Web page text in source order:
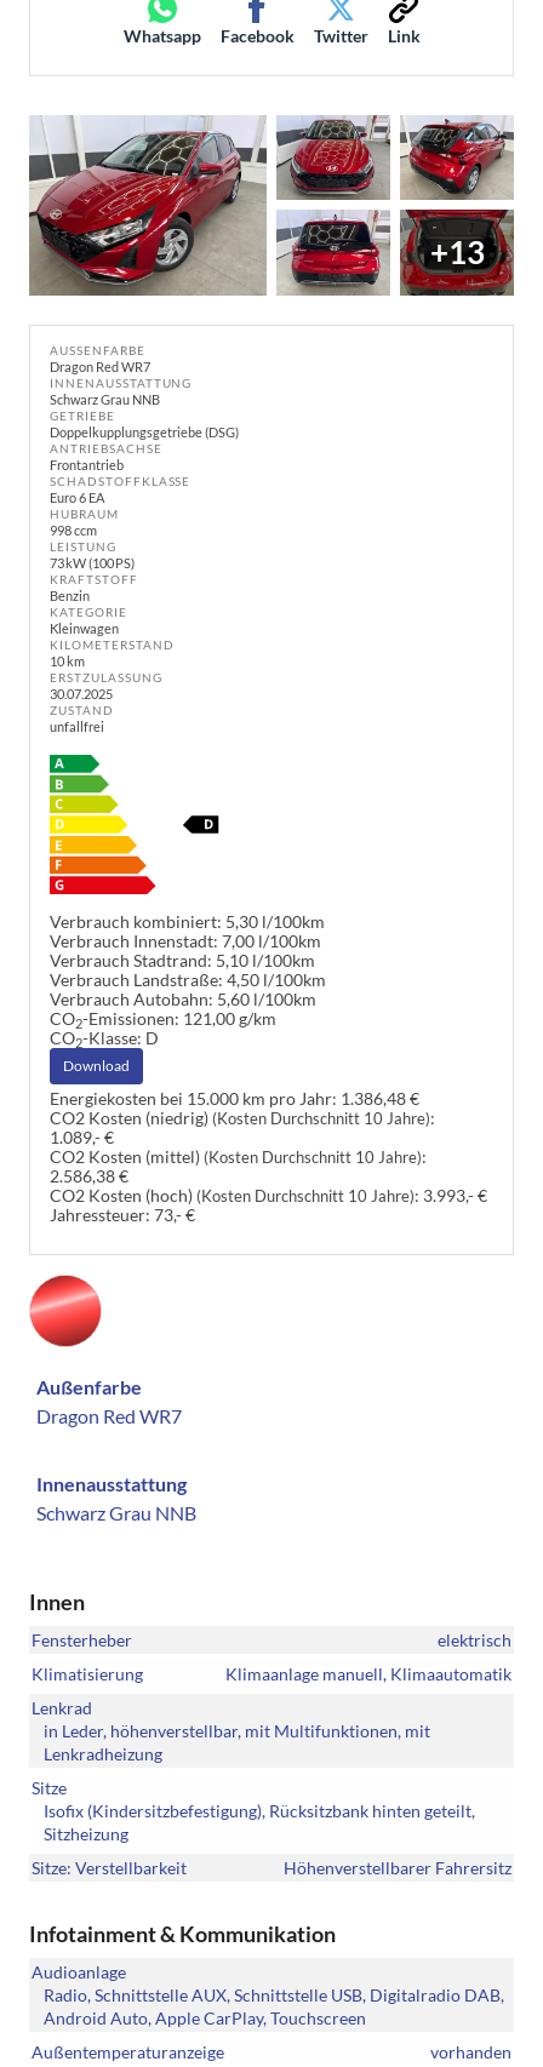
Whatsapp Facebook Twitter Link
+13
AUSSENFARBE
Dragon Red WR7
INNENAUSSTATTUNG
Schwarz Grau NNB
GETRIEBE
Doppelkupplungsgetriebe (DSG)
ANTRIEBSACHSE
Frontantrieb
SCHADSTOFFKLASSE
Euro 6 EA
HUBRAUM
998 ccm
LEISTUNG
73 kW (100 PS)
KRAFTSTOFF
Benzin
KATEGORIE
Kleinwagen
KILOMETERSTAND
10 km
ERSTZULASSUNG
30.07.2025
ZUSTAND
unfallfrei
Verbrauch kombiniert: 5,30 l/100km
Verbrauch Innenstadt: 7,00 l/100km
Verbrauch Stadtrand: 5,10 l/100km
Verbrauch Landstraße: 4,50 l/100km
Verbrauch Autobahn: 5,60 l/100km
CO2-Emissionen: 121,00 g/km
CO2-Klasse: D
Download
Energiekosten bei 15.000 km pro Jahr: 1.386,48 €
CO2 Kosten (niedrig) (Kosten Durchschnitt 10 Jahre):
1.089,- €
CO2 Kosten (mittel) (Kosten Durchschnitt 10 Jahre):
2.586,38 €
CO2 Kosten (hoch) (Kosten Durchschnitt 10 Jahre): 3.993,- €
Jahressteuer: 73,- €
Außenfarbe
Dragon Red WR7
Innenausstattung
Schwarz Grau NNB
Innen
Fensterheber
elektrisch
Klimatisierung
Klimaanlage manuell, Klimaautomatik
Lenkrad
in Leder, höhenverstellbar, mit Multifunktionen, mit
Lenkradheizung
Sitze
Isofix (Kindersitzbefestigung), Rücksitzbank hinten geteilt,
Sitzheizung
Sitze: Verstellbarkeit
Höhenverstellbarer Fahrersitz
Infotainment & Kommunikation
Audioanlage
Radio, Schnittstelle AUX, Schnittstelle USB, Digitalradio DAB,
Android Auto, Apple CarPlay, Touchscreen
Außentemperaturanzeige
vorhanden